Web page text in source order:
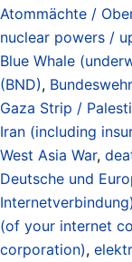
Atommächte /
nuclear powers /
Blue Whale
(BND),
Gaza Strip /
Iran (including
West Asia War,
Deutsche und
(of your internet
corporation),